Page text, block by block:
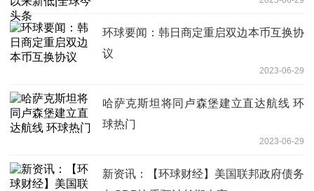
环球要闻：韩日商定重启双边本币互换协
议
2023-06-29
哈萨克斯坦将同卢森堡建立直达航线 环
球热门
2023-06-29
新资讯：【环球财经】美国联邦政府债务